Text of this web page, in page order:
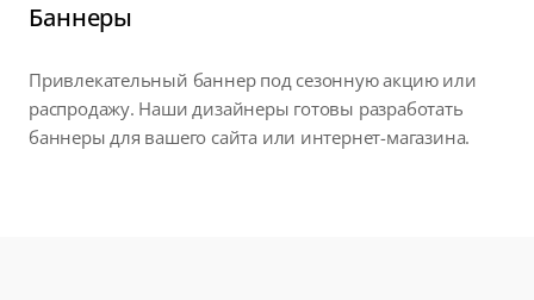
Баннеры
Привлекательный баннер под сезонную акцию или
распродажу. Наши дизайнеры готовы разработать
баннеры для вашего сайта или интернет-магазина.